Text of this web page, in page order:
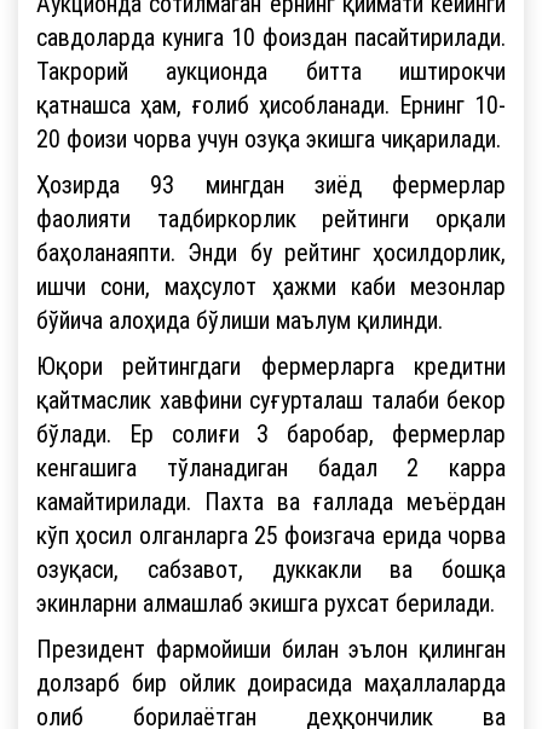
савдоларда кунига 10 фоиздан пасайтирилади.
Такрорий аукционда битта иштирокчи
қатнашса ҳам, ғолиб ҳисобланади. Ернинг 10-
20 фоизи чорва учун озуқа экишга чиқарилади.
Ҳозирда 93 мингдан зиёд фермерлар
фаолияти тадбиркорлик рейтинги орқали
баҳоланаяпти. Энди бу рейтинг ҳосилдорлик,
ишчи сони, маҳсулот ҳажми каби мезонлар
бўйича алоҳида бўлиши маълум қилинди.
Юқори рейтингдаги фермерларга кредитни
қайтмаслик хавфини суғурталаш талаби бекор
бўлади. Ер солиғи 3 баробар, фермерлар
кенгашига тўланадиган бадал 2 карра
камайтирилади. Пахта ва ғаллада меъёрдан
кўп ҳосил олганларга 25 фоизгача ерида чорва
озуқаси, сабзавот, дуккакли ва бошқа
экинларни алмашлаб экишга рухсат берилади.
Президент фармойиши билан эълон қилинган
долзарб бир ойлик доирасида маҳаллаларда
олиб борилаётган деҳқончилик ва